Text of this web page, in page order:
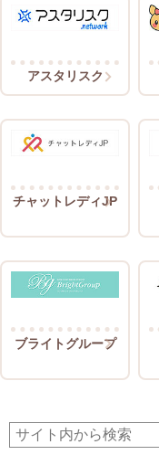
アスタリスク
チャットレディJP
ブライトグループ